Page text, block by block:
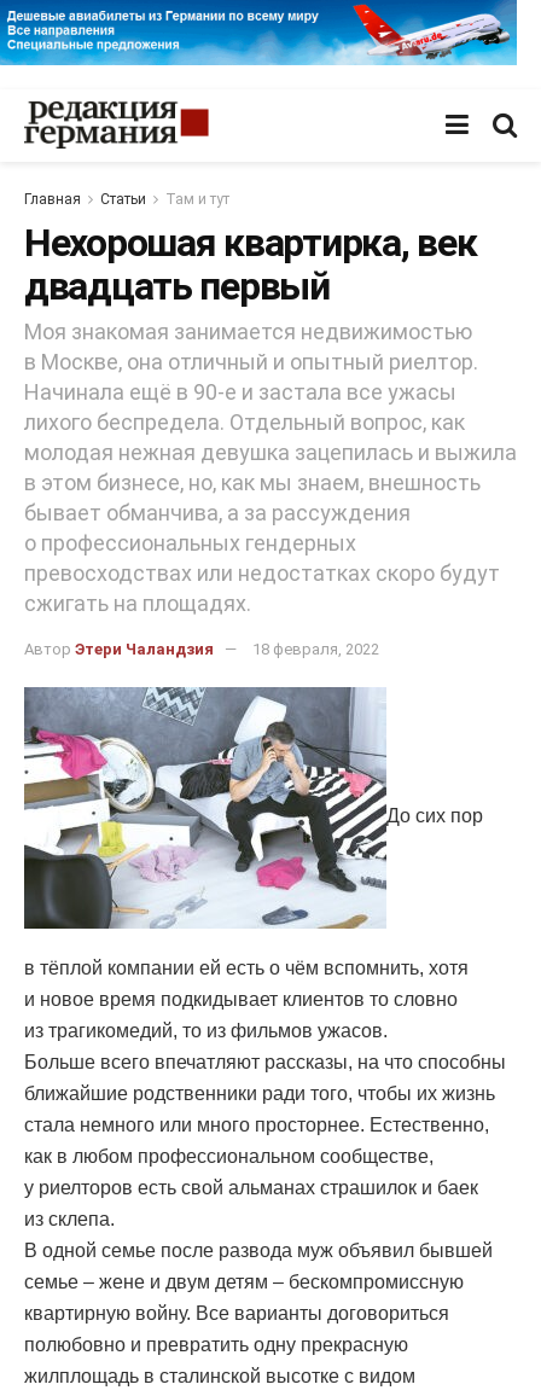
Главная Статьи Там и тут
Нехорошая квартирка, век
двадцать первый
Моя знакомая занимается недвижимостью
в Москве, она отличный и опытный риелтор.
Начинала ещё в 90-е и застала все ужасы
лихого беспредела. Отдельный вопрос, как
молодая нежная девушка зацепилась и выжила
в этом бизнесе, но, как мы знаем, внешность
бывает обманчива, а за рассуждения
о профессиональных гендерных
превосходствах или недостатках скоро будут
сжигать на площадях.
Автор Этери Чаландзия 18 февраля, 2022
До сих пор
в тёплой компании ей есть о чём вспомнить, хотя
и новое время подкидывает клиентов то словно
из трагикомедий, то из фильмов ужасов.
Больше всего впечатляют рассказы, на что способны
ближайшие родственники ради того, чтобы их жизнь
стала немного или много просторнее. Естественно,
как в любом профессиональном сообществе,
у риелторов есть свой альманах страшилок и баек
из склепа.
В одной семье после развода муж объявил бывшей
семье – жене и двум детям – бескомпромиссную
квартирную войну. Все варианты договориться
полюбовно и превратить одну прекрасную
жилплощадь в сталинской высотке с видом